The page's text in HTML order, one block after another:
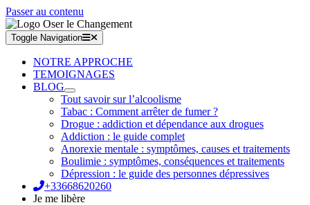
Passer au contenu
Toggle Navigation
NOTRE APPROCHE
TEMOIGNAGES
BLOG
Tout savoir sur l’alcoolisme
Tabac : Comment arrêter de fumer ?
Drogue : addiction et dépendance aux drogues
Addiction : le guide complet
Anorexie mentale : symptômes, causes et traitements
Boulimie : symptômes, conséquences et traitements
Dépression : le guide des personnes dépressives
+33668620260
Je me libère